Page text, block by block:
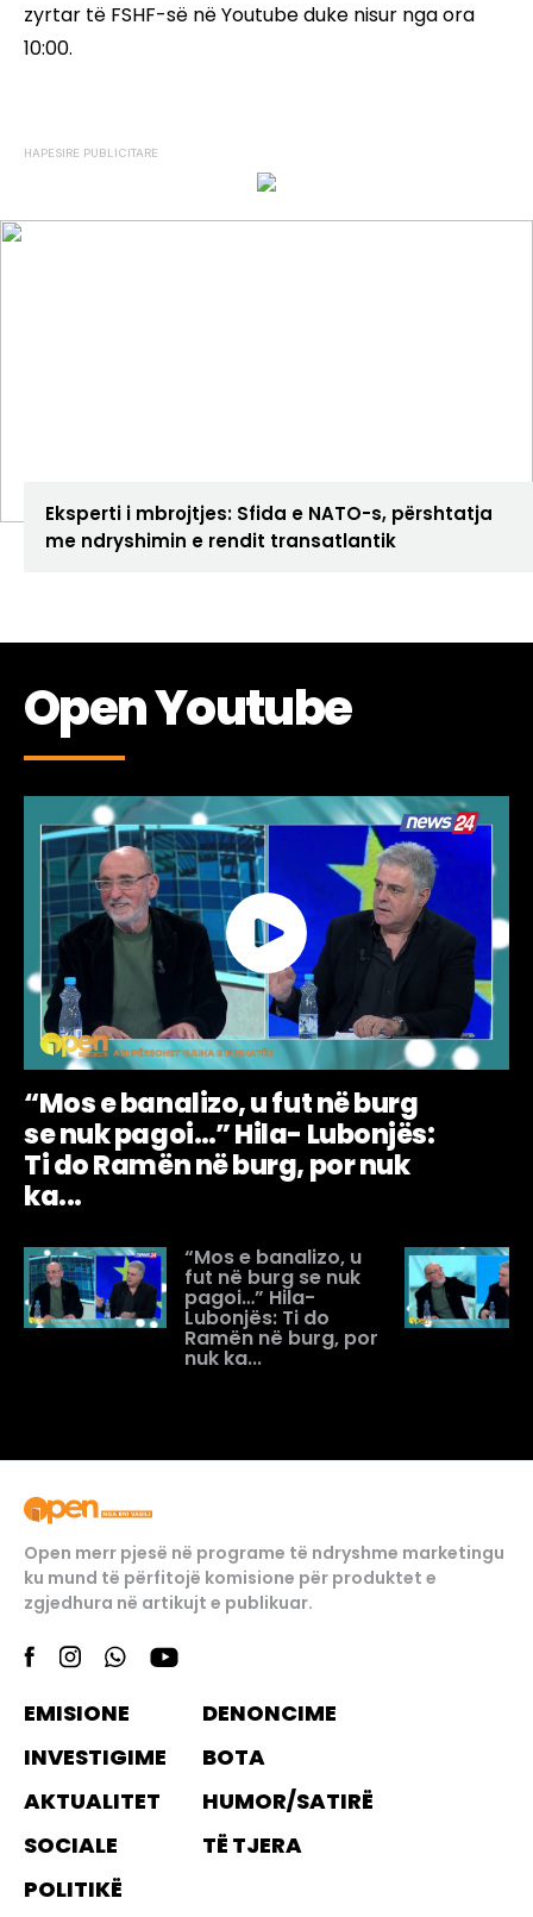
zyrtar të FSHF-së në Youtube duke nisur nga ora
10:00.
Eksperti i mbrojtjes: Sfida e NATO-s, përshtatja
me ndryshimin e rendit transatlantik
Open Youtube
“Mos e banalizo, u fut në burg
se nuk pagoi…” Hila- Lubonjës:
Ti do Ramën në burg, por nuk
ka...
“Mos e banalizo, u
fut në burg se nuk
pagoi…” Hila-
Lubonjës: Ti do
Ramën në burg, por
nuk ka...
Open merr pjesë në programe të ndryshme marketingu
ku mund të përfitojë komisione për produktet e
zgjedhura në artikujt e publikuar.
EMISIONE
INVESTIGIME
AKTUALITET
SOCIALE
POLITIKË
DENONCIME
BOTA
HUMOR/SATIRË
TË TJERA